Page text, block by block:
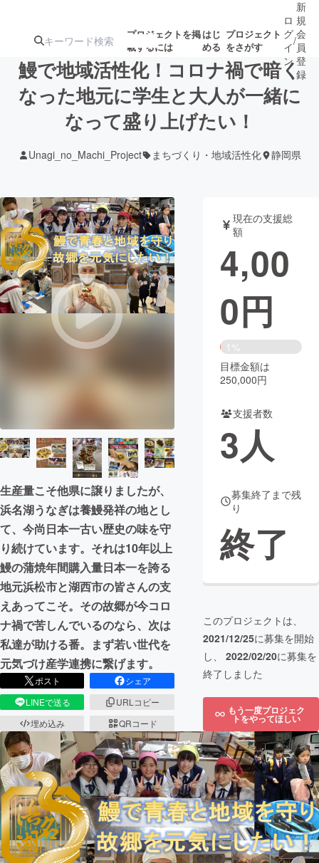
プロジェクトを掲
載するには
はじ
める
プロジェクト
をさがす
注目のリ
ターン
注目の新着プロ募集終了が近いプ
ロジェクト
テクノロジー・ガジェット
映像・映画 書籍・雑誌
ビジネス・起業 チャレンジ
まちづくり・地域活性化
CAMPFIRE for Social Good
CAMPFIRE Creation
コミュニティ
ロ
グ
イ
ン
/
新
規
会
員
登
録
鰻で地域活性化！コロナ禍で暗く
なった地元に学生と大人が一緒に
なって盛り上げたい！
Unagi_no_Machi_Project まちづくり・地域活性化 静岡県
生産量こそ他県に譲りましたが、
浜名湖うなぎは養鰻発祥の地とし
て、今尚日本一古い歴史の味を守
り続けています。それは10年以上
鰻の蒲焼年間購入量日本一を誇る
地元浜松市と湖西市の皆さんの支
えあってこそ。その故郷が今コロ
ナ禍で苦しんでいるのなら、次は
私達が助ける番。まず若い世代を
元気づけ産学連携に繋げます。
ポスト
シェア
LINEで送る
URLコピー
埋め込み
QRコード
現在の支援総
額
4,00
0円
1%
目標金額は
250,000円
支援者数
3人
募集終了まで残
り
終了
このプロジェクトは、
2021/12/25に募集を開始
し、 2022/02/20に募集を
終了しました
もう一度プロジェク
トをやってほしい